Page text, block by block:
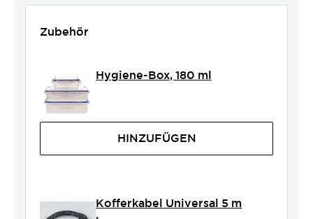
Zubehör
Hygiene-Box, 180 ml
HINZUFÜGEN
Kofferkabel Universal 5 m